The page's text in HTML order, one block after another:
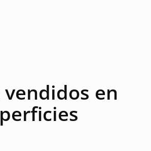
vendidos en